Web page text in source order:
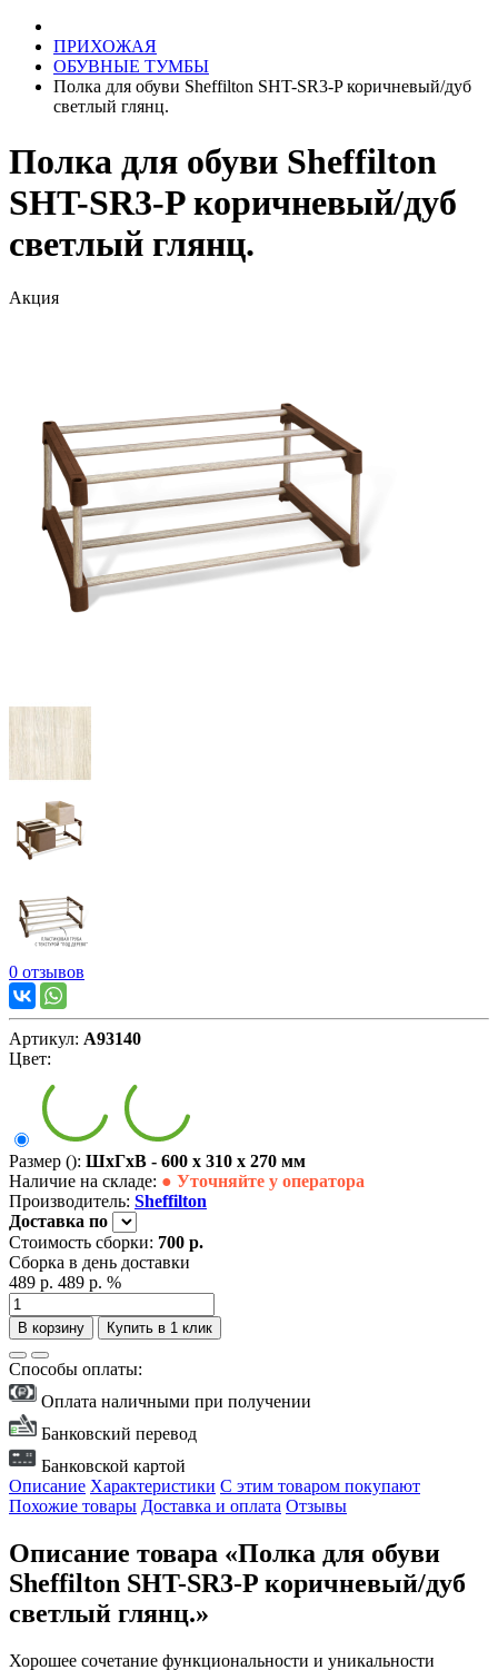
ПРИХОЖАЯ
ОБУВНЫЕ ТУМБЫ
Полка для обуви Sheffilton SHT-SR3-P коричневый/дуб
светлый глянц.
Полка для обуви Sheffilton
SHT-SR3-P коричневый/дуб
светлый глянц.
Акция
0 отзывов
Артикул: А93140
Цвет:
Размер (): ШxГxВ - 600 x 310 x 270 мм
Наличие на складе: ● Уточняйте у оператора
Производитель: Sheffilton
Доставка по
Стоимость сборки: 700 р.
Сборка в день доставки
489 р. 489 р. %
В корзину Купить в 1 клик
Способы оплаты:
Оплата наличными при получении
Банковский перевод
Банковской картой
Описание Характеристики С этим товаром покупают
Похожие товары Доставка и оплата Отзывы
Описание товара «Полка для обуви
Sheffilton SHT-SR3-P коричневый/дуб
светлый глянц.»
Хорошее сочетание функциональности и уникальности